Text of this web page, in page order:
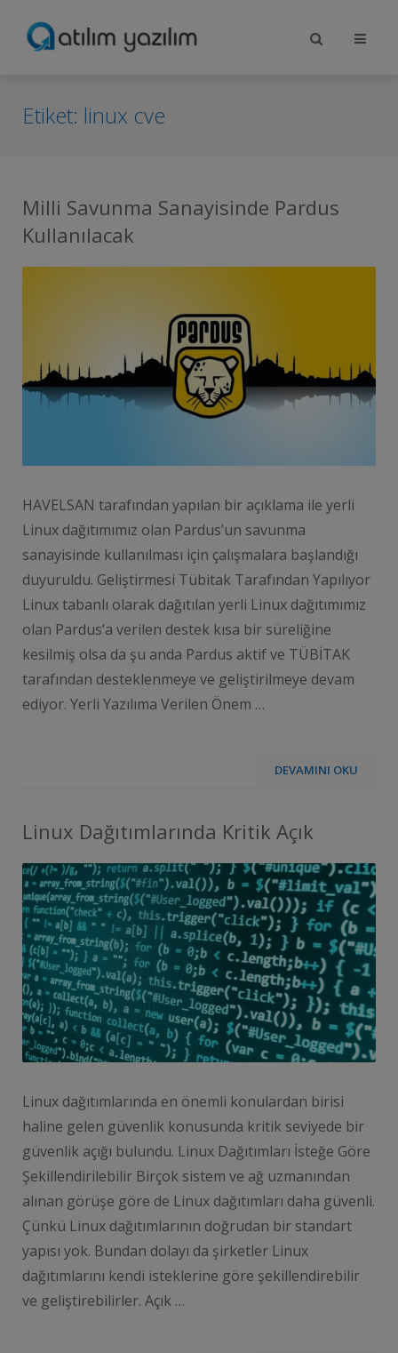
Etiket: linux cve
Milli Savunma Sanayisinde Pardus
Kullanılacak
HAVELSAN tarafından yapılan bir açıklama ile yerli
Linux dağıtımımız olan Pardus’un savunma
sanayisinde kullanılması için çalışmalara başlandığı
duyuruldu. Geliştirmesi Tübitak Tarafından Yapılıyor
Linux tabanlı olarak dağıtılan yerli Linux dağıtımımız
olan Pardus’a verilen destek kısa bir süreliğine
kesilmiş olsa da şu anda Pardus aktif ve TÜBİTAK
tarafından desteklenmeye ve geliştirilmeye devam
ediyor. Yerli Yazılıma Verilen Önem …
DEVAMINI OKU
Linux Dağıtımlarında Kritik Açık
Linux dağıtımlarında en önemli konulardan birisi
haline gelen güvenlik konusunda kritik seviyede bir
güvenlik açığı bulundu. Linux Dağıtımları İsteğe Göre
Şekillendirilebilir Birçok sistem ve ağ uzmanından
alınan görüşe göre de Linux dağıtımları daha güvenli.
Çünkü Linux dağıtımlarının doğrudan bir standart
yapısı yok. Bundan dolayı da şirketler Linux
dağıtımlarını kendi isteklerine göre şekillendirebilir
ve geliştirebilirler. Açık …